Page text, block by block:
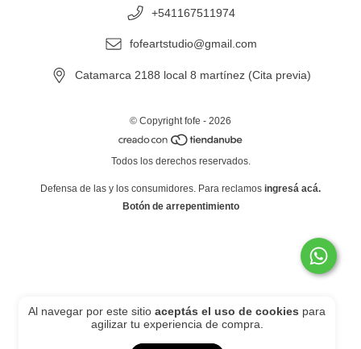
Al navegar por este sitioaceptás el uso de cookies para
agilizar tu experiencia de compra.
+541167511974
fofeartstudio@gmail.com
Catamarca 2188 local 8 martínez (Cita previa)
© Copyright fofe - 2026
Todos los derechos reservados.
Defensa de las y los consumidores. Para reclamos ingresá acá.
Botón de arrepentimiento